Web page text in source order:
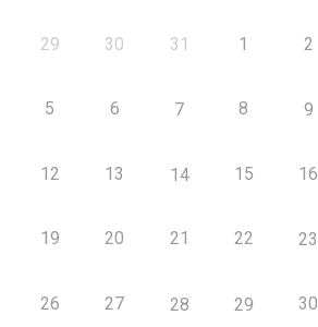
29 30 31 1 2
5 6 7 8 9
12 13 14 15 16
19 20 21 22 23
26 27 28 29 30